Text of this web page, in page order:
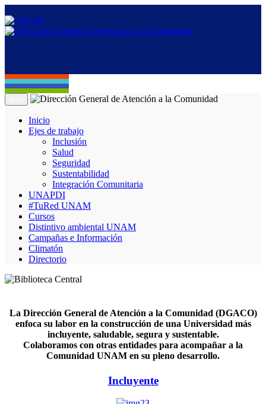
Inicio
Ejes de trabajo
Inclusión
Salud
Seguridad
Sustentabilidad
Integración Comunitaria
UNAPDI
#TuRed UNAM
Cursos
Distintivo ambiental UNAM
Campañas e Información
Climatón
Directorio
La Dirección General de Atención a la Comunidad (DGACO)
enfoca su labor en la construcción de una Universidad más
incluyente, saludable, segura y sustentable.
Colaboramos con otras entidades para acompañar a la
Comunidad UNAM en su pleno desarrollo.
Incluyente